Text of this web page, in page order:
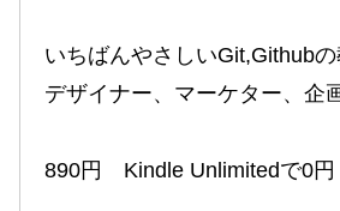
いちばんやさしいGit,Github
デザイナー、マーケター、企
890円　Kindle Unlimitedで0円